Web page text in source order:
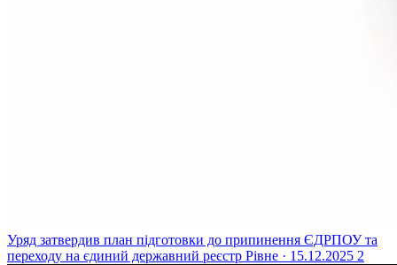
Уряд затвердив план підготовки до припинення ЄДРПОУ та
переходу на єдиний державний реєстр Рівне · 15.12.2025 2